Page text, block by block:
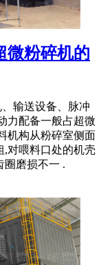
微粉碎机的
输送设备、脉冲
力配备一般占超微
机构从粉碎室侧面
,对喂料口处的机壳
圈磨损不一 .